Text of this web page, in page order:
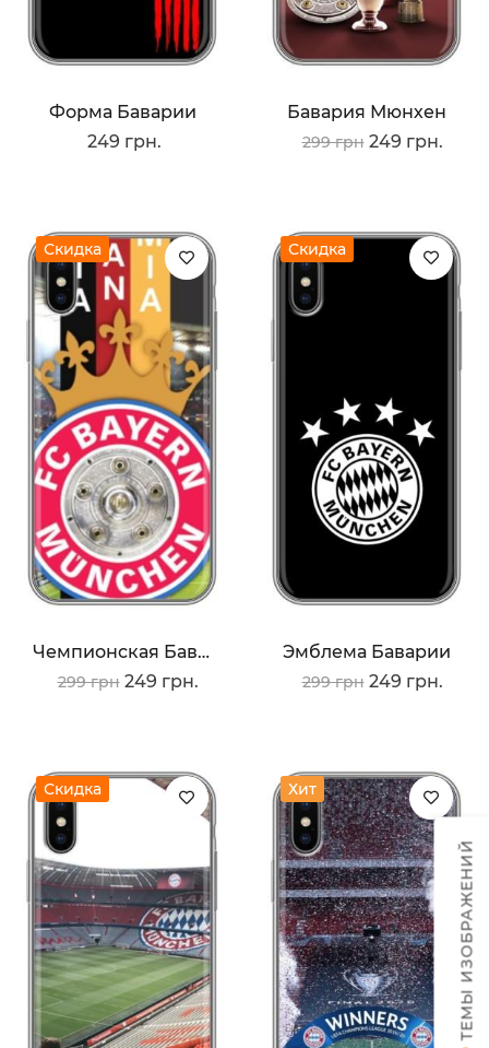
Форма Баварии
249 грн.
Бавария Мюнхен
299 грн 249 грн.
Скидка
Чемпионская Бавария
299 грн 249 грн.
Скидка
Эмблема Баварии
299 грн 249 грн.
Скидка Хит
ТЕМЫ ИЗОБРАЖЕНИЙ